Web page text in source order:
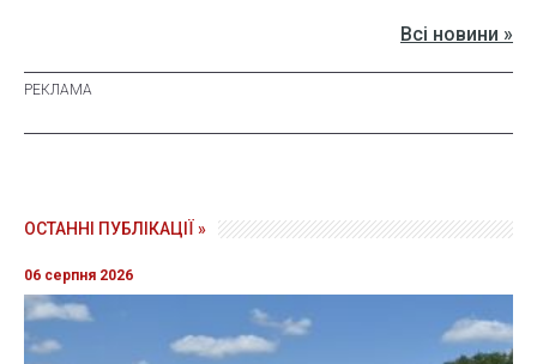
Всі новини »
ОСТАННІ ПУБЛІКАЦІЇ »
06 серпня 2026